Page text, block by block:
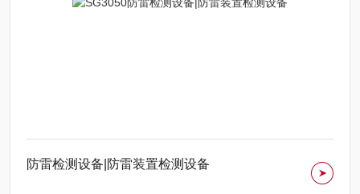
防雷检测设备|防雷装置检测设备